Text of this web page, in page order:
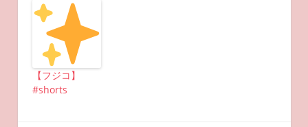
【フジコ】
#shorts